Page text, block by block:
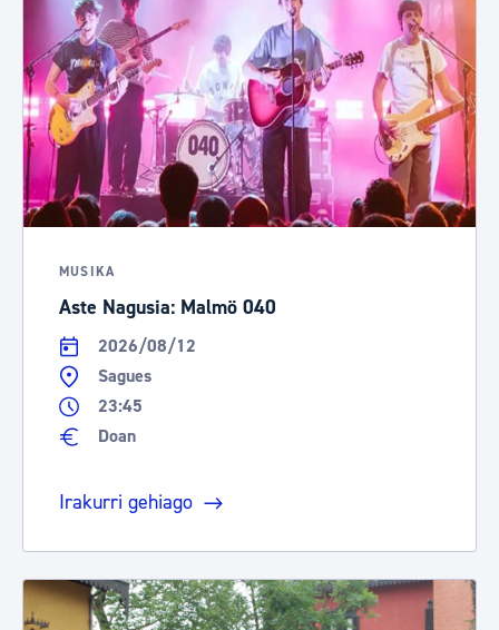
MUSIKA
Aste Nagusia: Malmö 040
2026/08/12
Sagues
23:45
Doan
Irakurri gehiago